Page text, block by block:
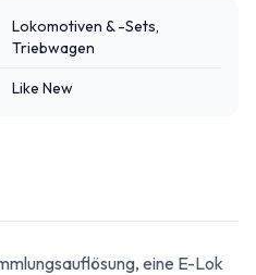
Lokomotiven & -Sets,
Triebwagen
Like New
eine E-Lok